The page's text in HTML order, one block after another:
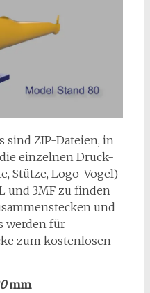
sind ZIP-Dateien, in
einzelnen Druck-
Stütze, Logo-Vogel)
und 3MF zu finden
und
werden für
zum kostenlosen
mm